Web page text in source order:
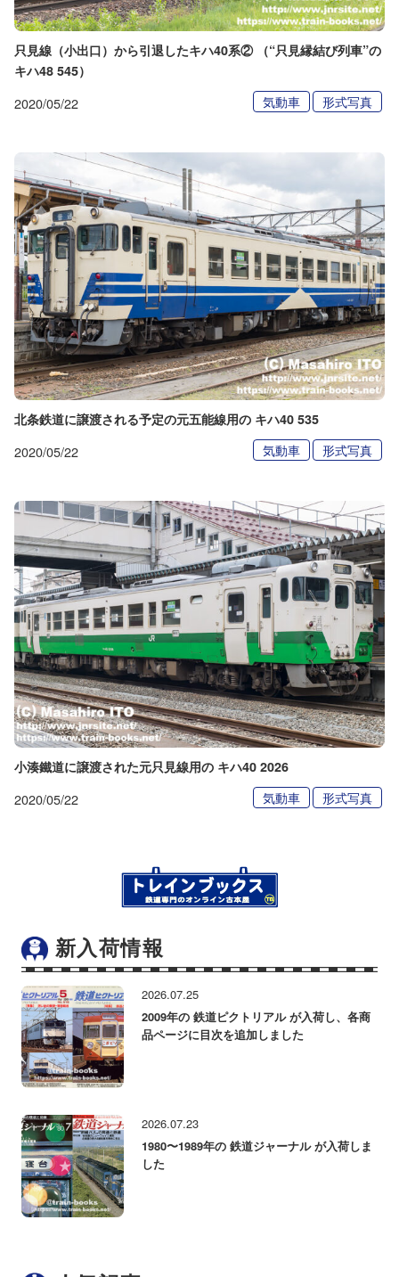
只見線（小出口）から引退したキハ40系② （“只見縁結び列車”の
キハ48 545）
2020/05/22 気動車 形式写真
北条鉄道に譲渡される予定の元五能線用の キハ40 535
2020/05/22 気動車 形式写真
小湊鐵道に譲渡された元只見線用の キハ40 2026
2020/05/22 気動車 形式写真
新入荷情報
2026.07.25
2009年の 鉄道ピクトリアル が入荷し、各商
品ページに目次を追加しました
2026.07.23
1980〜1989年の 鉄道ジャーナル が入荷しま
した